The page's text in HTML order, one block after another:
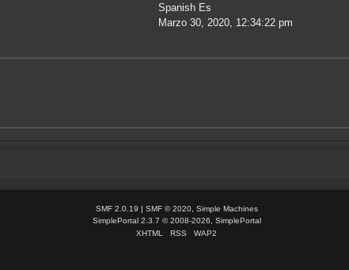
Spanish Es
Marzo 30, 2020, 12:34:22 pm
SMF 2.0.19 | SMF © 2020, Simple Machines
SimplePortal 2.3.7 © 2008-2026, SimplePortal
XHTML
RSS WAP2